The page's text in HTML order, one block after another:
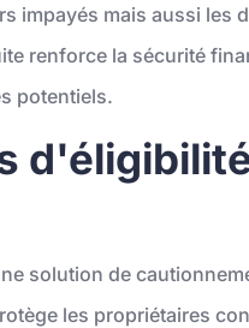
impayés mais aussi les
renforce la sécurité
potentiels.
solution de
les propriétaires